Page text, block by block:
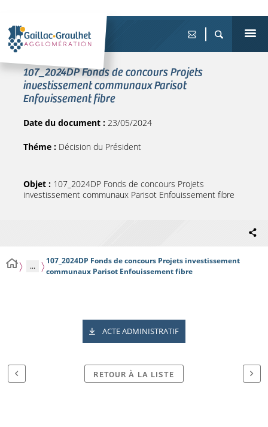
107_2024DP Fonds de concours Projets
investissement communaux Parisot
Enfouissement fibre
Date du document : 23/05/2024
Théme : Décision du Président
Objet : 107_2024DP Fonds de concours Projets
investissement communaux Parisot Enfouissement fibre
...
107_2024DP Fonds de concours Projets investissement
communaux Parisot Enfouissement fibre
ACTE ADMINISTRATIF
RETOUR À LA LISTE